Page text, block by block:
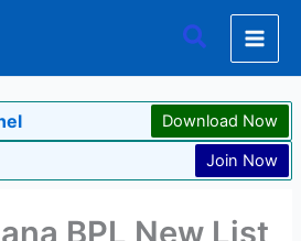
Search
Download Now
Join Now
BPL New List